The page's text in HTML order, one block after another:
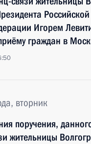
Игорем
граждан в
вторник
поручения,
жительницы